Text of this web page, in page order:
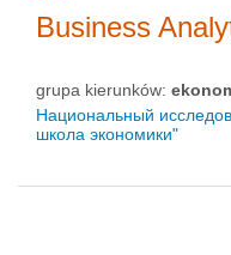
Business
grupa kierunków:
Национальный
школа экономики"